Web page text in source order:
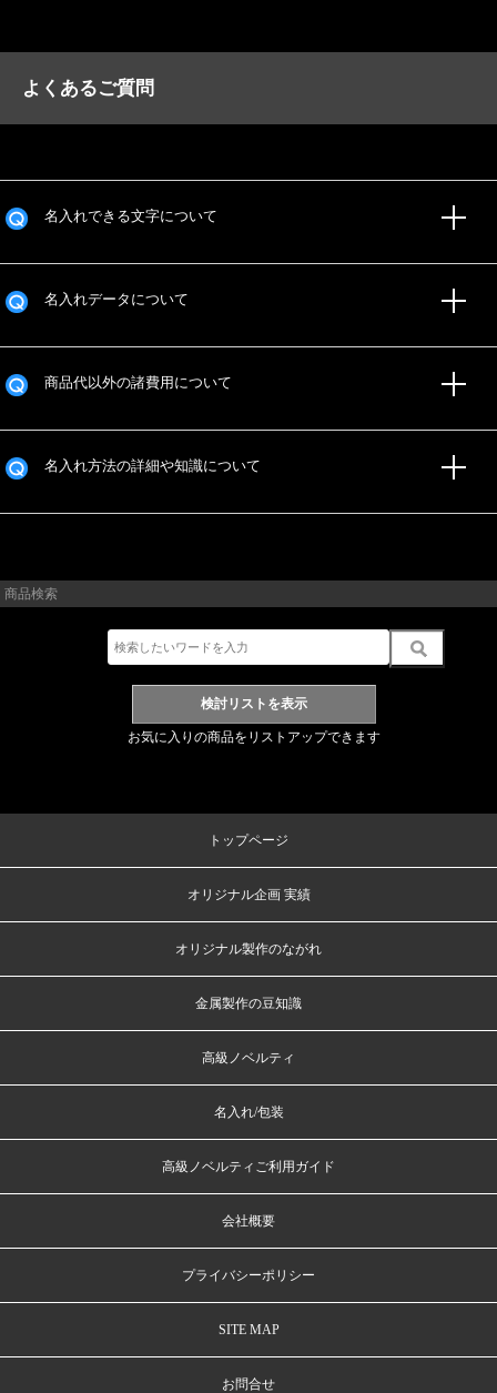
よくあるご質問
名入れできる文字について
名入れデータについて
商品代以外の諸費用について
名入れ方法の詳細や知識について
商品検索
お気に入りの商品をリストアップできます
トップページ
オリジナル企画 実績
オリジナル製作のながれ
金属製作の豆知識
高級ノベルティ
名入れ/包装
高級ノベルティご利用ガイド
会社概要
プライバシーポリシー
SITE MAP
お問合せ